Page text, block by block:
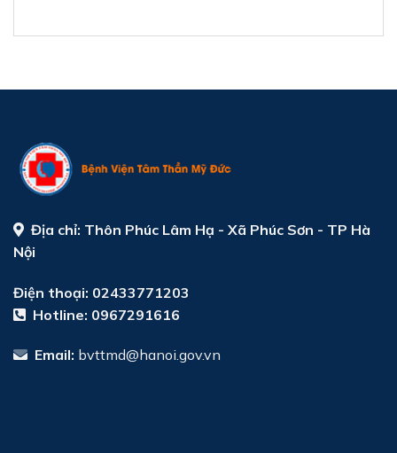
Địa chỉ: Thôn Phúc Lâm Hạ - Xã Phúc Sơn - TP Hà
Nội
Điện thoại: 02433771203
Hotline: 0967291616
Email: bvttmd@hanoi.gov.vn